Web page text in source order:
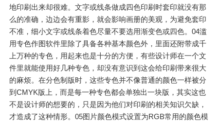
地印刷出来却很难。文字或线条做成四色印刷时套印就没有那
么的准确，边边会有重影，就会影响画册的美观，为避免套印
不准，细小文字或线条着色尽量不要选用渐变色或四色。04滥
用专色作图软件里除了具备各种基本颜色外，里面还附带成千
上万种的专色，用起来也是十分的方便，有些设计师在一个文
件里就能使用好几种专色，却没有意识到这会给印刷带来很大
的麻烦。在分色制版时，这些专色并不像普通的颜色一样被分
到CMYK版上，而是每一种专色都会单独出一块版，其实这也
不是设计师的想要的，只是因为他们对印刷的相关知识欠缺，
才造成了这种情形。05图片颜色模式设置为RGB常用的颜色模